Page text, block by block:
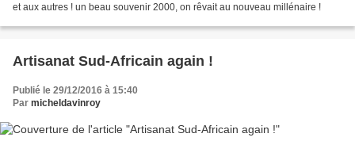
et aux autres ! un beau souvenir 2000, on rêvait au nouveau millénaire !
Artisanat Sud-Africain again !
Publié le 29/12/2016 à 15:40
Par micheldavinroy